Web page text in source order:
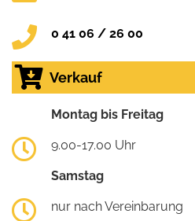
0 41 06 / 26 00
Verkauf
Montag bis Freitag
9.00-17.00 Uhr
Samstag
nur nach Vereinbarung